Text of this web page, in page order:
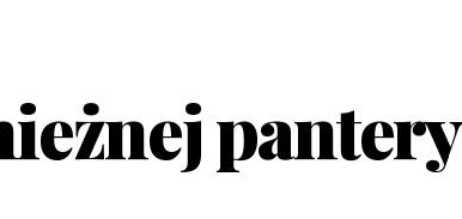
pantery